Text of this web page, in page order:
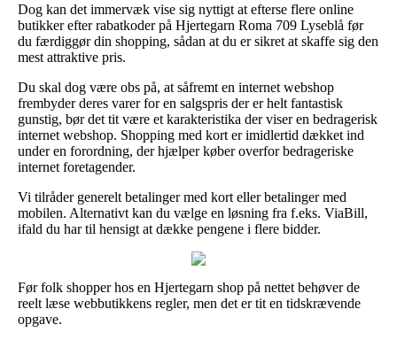
Dog kan det immervæk vise sig nyttigt at efterse flere online
butikker efter rabatkoder på Hjertegarn Roma 709 Lyseblå før
du færdiggør din shopping, sådan at du er sikret at skaffe sig den
mest attraktive pris.
Du skal dog være obs på, at såfremt en internet webshop
frembyder deres varer for en salgspris der er helt fantastisk
gunstig, bør det tit være et karakteristika der viser en bedragerisk
internet webshop. Shopping med kort er imidlertid dækket ind
under en forordning, der hjælper køber overfor bedrageriske
internet foretagender.
Vi tilråder generelt betalinger med kort eller betalinger med
mobilen. Alternativt kan du vælge en løsning fra f.eks. ViaBill,
ifald du har til hensigt at dække pengene i flere bidder.
Før folk shopper hos en Hjertegarn shop på nettet behøver de
reelt læse webbutikkens regler, men det er tit en tidskrævende
opgave.